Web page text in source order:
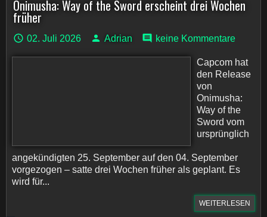
Onimusha: Way of the Sword erscheint drei Wochen
früher
02. Juli 2026 Adrian keine Kommentare
Capcom hat
den Release
von
Onimusha:
Way of the
Sword vom
ursprünglich
angekündigten 25. September auf den 04. September
vorgezogen – satte drei Wochen früher als geplant. Es
wird für...
WEITERLESEN